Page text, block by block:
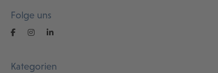
Folge uns
Kategorien